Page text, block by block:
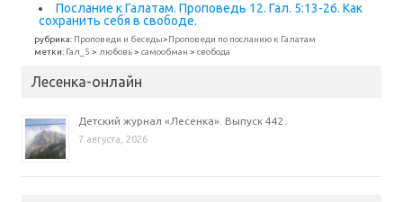
Послание к Галатам. Проповедь 12. Гал. 5:13-26. Как
сохранить себя в свободе.
рубрика: Проповеди и беседы>Проповеди по посланию к Галатам
метки: Гал_5 > любовь> самообман > свобода
Лесенка-онлайн
Детский журнал «Лесенка». Выпуск 442.
7 августа, 2026